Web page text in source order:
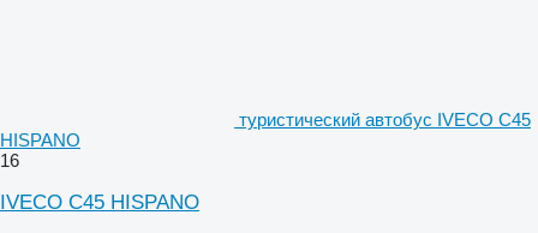
туристический автобус IVECO C45
HISPANO
16
IVECO C45 HISPANO